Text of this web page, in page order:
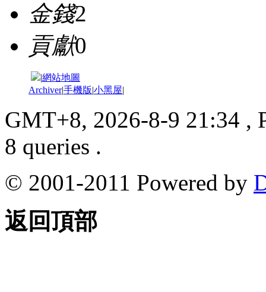
金錢2
貢獻0
|網站地圖
Archiver|手機版|小黑屋|
GMT+8, 2026-8-9 21:34 ,
8 queries .
© 2001-2011 Powered by
返回頂部